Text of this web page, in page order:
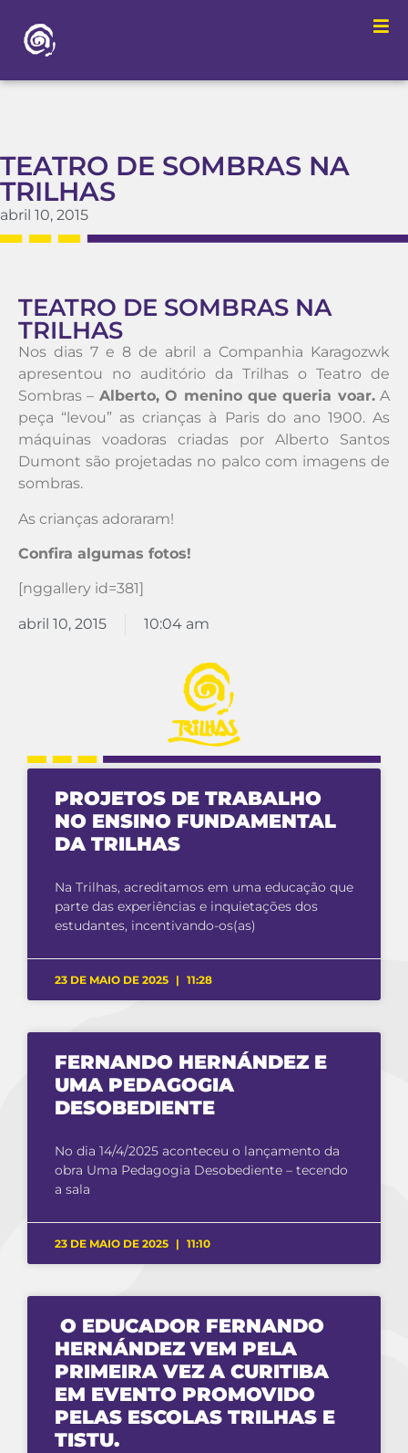
TEATRO DE SOMBRAS NA
TRILHAS
abril 10, 2015
TEATRO DE SOMBRAS NA
TRILHAS
Nos dias 7 e 8 de abril a Companhia Karagozwk
apresentou no auditório da Trilhas o Teatro de
Sombras – Alberto, O menino que queria voar.A
peça “levou” as crianças à Paris do ano 1900. As
máquinas voadoras criadas por Alberto Santos
Dumont são projetadas no palco com imagens de
sombras.
As crianças adoraram!
Confira algumas fotos!
[nggallery id=381]
abril 10, 2015 10:04 am
PROJETOS DE TRABALHO
NO ENSINO FUNDAMENTAL
DA TRILHAS
Na Trilhas, acreditamos em uma educação que
parte das experiências e inquietações dos
estudantes, incentivando-os(as)
23 DE MAIO DE 2025 11:28
FERNANDO HERNÁNDEZ E
UMA PEDAGOGIA
DESOBEDIENTE
No dia 14/4/2025 aconteceu o lançamento da
obra Uma Pedagogia Desobediente – tecendo
a sala
23 DE MAIO DE 2025 11:10
O EDUCADOR FERNANDO
HERNÁNDEZ VEM PELA
PRIMEIRA VEZ A CURITIBA
EM EVENTO PROMOVIDO
PELAS ESCOLAS TRILHAS E
TISTU.